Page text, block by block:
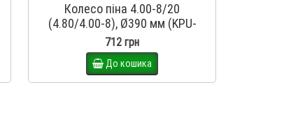
Колесо піна 4.00-8/20
(4.80/4.00-8), Ø390 мм (KPU-
240067)
712 грн
До кошика